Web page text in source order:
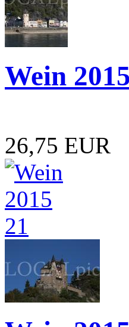
Wein
26,75 EUR